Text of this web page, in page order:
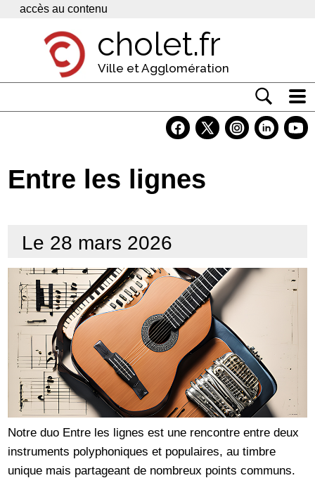
Panneau de gestion des cookies
accès au contenu
cholet.fr
Ville et Agglomération
Economie
Contacts
Entre les lignes
Le 28 mars 2026
Notre duo Entre les lignes est une rencontre entre deux
instruments polyphoniques et populaires, au timbre
unique mais partageant de nombreux points communs.